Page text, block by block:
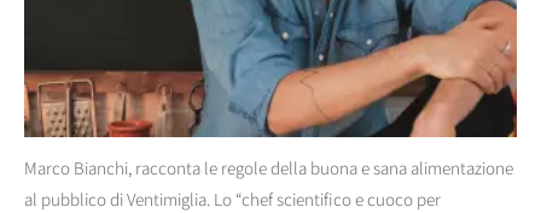
Marco Bianchi, racconta le regole della buona e sana alimentazione
al pubblico di Ventimiglia. Lo “chef scientifico e cuoco per